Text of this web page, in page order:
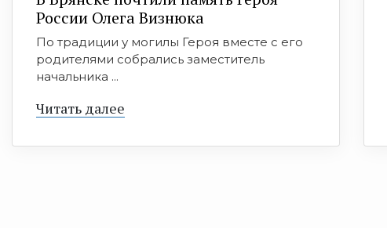
России Олега Визнюка
По традиции у могилы Героя вместе с его
родителями собрались заместитель
начальника ...
Читать далее